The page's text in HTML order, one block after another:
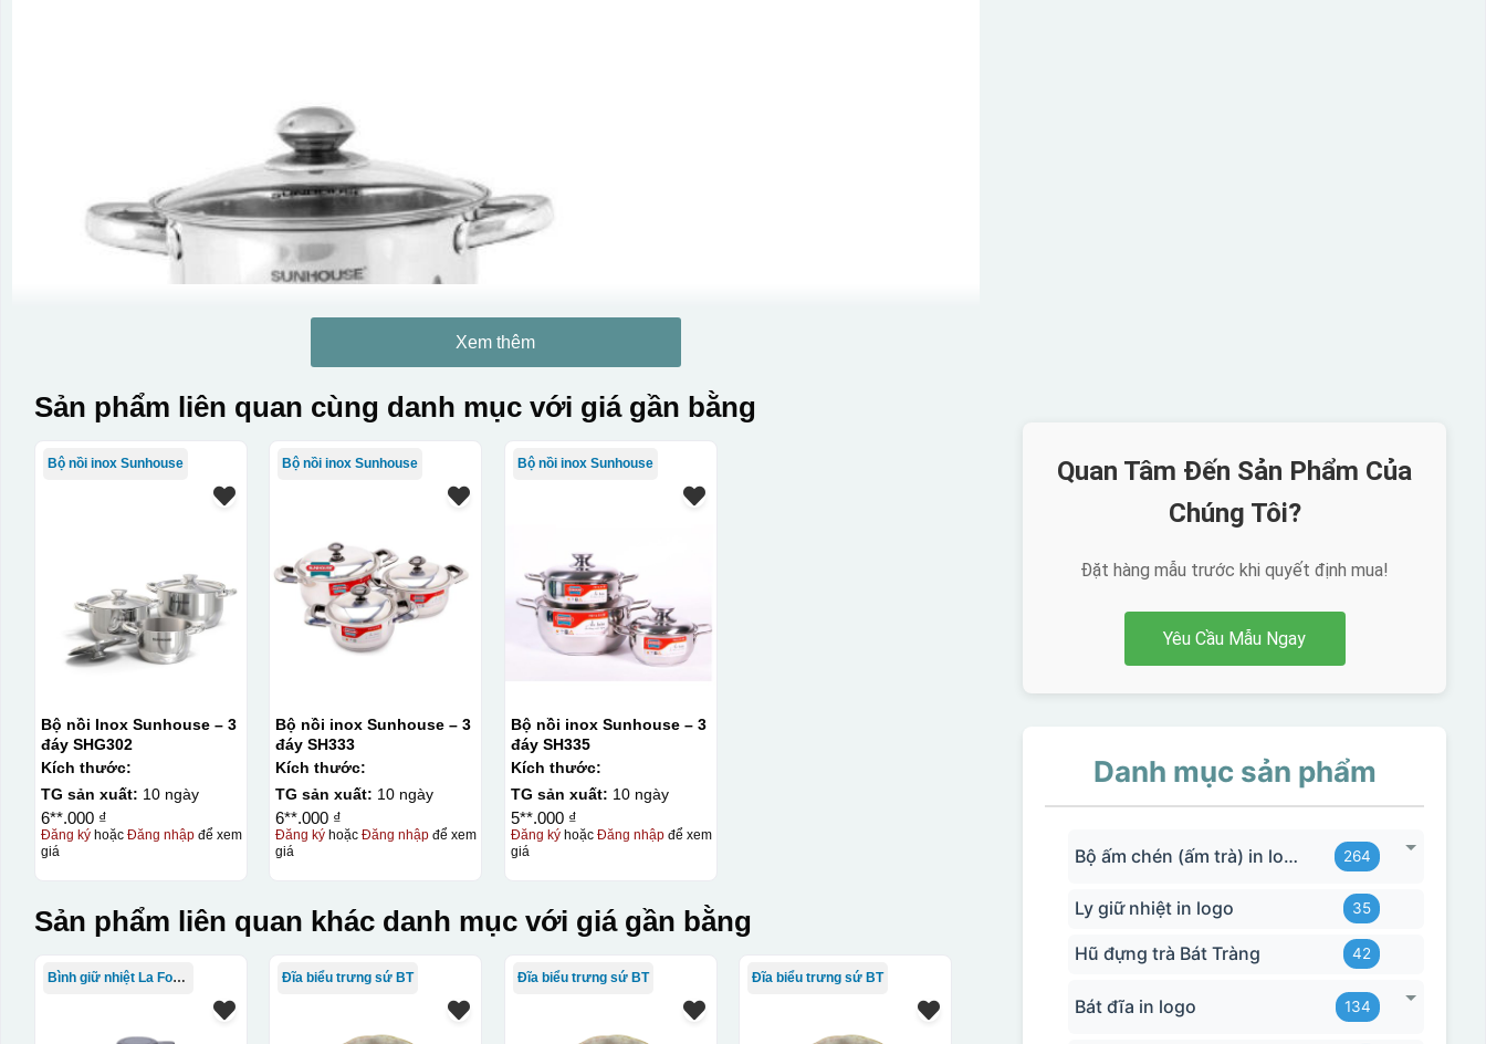
Xem thêm
Sản phẩm liên quan cùng danh mục với giá gần bằng
Bộ nồi inox Sunhouse
Bộ nồi Inox Sunhouse – 3
đáy SHG302
Kích thước:
TG sản xuất: 10 ngày
6**.000 ₫
Đăng kýhoặc Đăng nhậpđể xem
giá
Bộ nồi inox Sunhouse
Bộ nồi inox Sunhouse – 3
đáy SH333
Kích thước:
TG sản xuất: 10 ngày
6**.000 ₫
Đăng ký hoặcĐăng nhập để xem
giá
Bộ nồi inox Sunhouse
Bộ nồi inox Sunhouse – 3
đáy SH335
Kích thước:
TG sản xuất: 10 ngày
5**.000 ₫
Đăng kýhoặc Đăng nhậpđể xem
giá
Sản phẩm liên quan khác danh mục với giá gần bằng
Bình giữ nhiệt La Fonte Đĩa biểu trưng sứ BT Đĩa biểu trưng sứ BT Đĩa biểu trưng sứ BT
Quan Tâm Đến Sản Phẩm Của
Chúng Tôi?
Đặt hàng mẫu trước khi quyết định mua!
Yêu Cầu Mẫu Ngay
Danh mục sản phẩm
Bộ ấm chén (ấm trà) in logo 264
Ly giữ nhiệt in logo 35
Hũ đựng trà Bát Tràng 42
Bát đĩa in logo 134